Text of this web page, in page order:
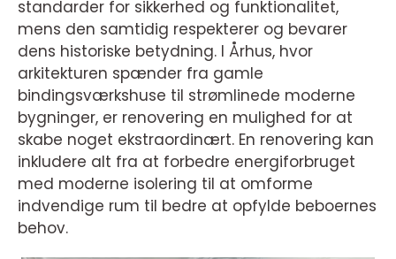
standarder for sikkerhed og funktionalitet,
mens den samtidig respekterer og bevarer
dens historiske betydning. I Århus, hvor
arkitekturen spænder fra gamle
bindingsværkshuse til strømlinede moderne
bygninger, er renovering en mulighed for at
skabe noget ekstraordinært. En renovering kan
inkludere alt fra at forbedre energiforbruget
med moderne isolering til at omforme
indvendige rum til bedre at opfylde beboernes
behov.